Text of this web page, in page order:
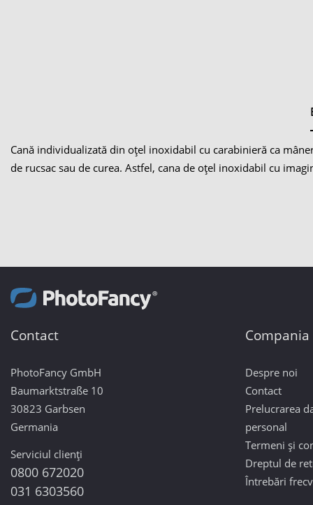
Cană individualizată din oțel inoxidabil cu carabinieră ca
de rucsac sau de curea. Astfel, cana de oțel inoxidabil cu
Contact
PhotoFancy GmbH
Baumarktstraße 10
30823 Garbsen
Germania
Serviciul clienți
0800 672020
031 6303560
Compania
Despre noi
Contact
Prelucrarea
personal
Termeni și
Dreptul de
Întrebări